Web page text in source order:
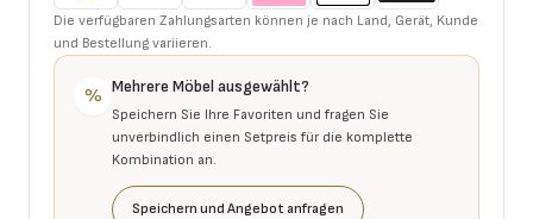
Die verfügbaren Zahlungsarten können je nach Land, Gerät, Kunde
und Bestellung variieren.
% Mehrere Möbel ausgewählt?
Speichern Sie Ihre Favoriten und fragen Sie
unverbindlich einen Setpreis für die komplette
Kombination an.
Speichern und Angebot anfragen